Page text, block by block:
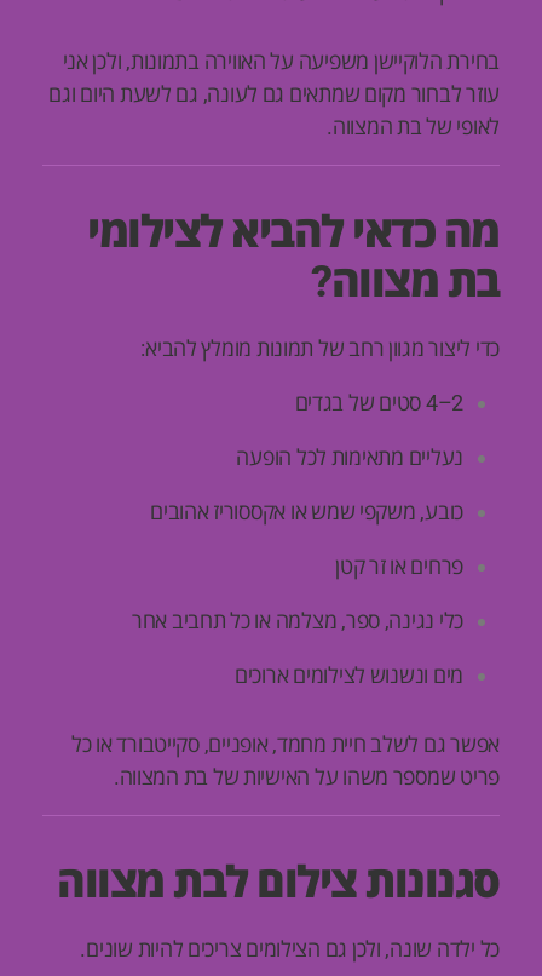
בחירת הלוקיישן משפיעה על האווירה בתמונות, ולכן אני
עוזר לבחור מקום שמתאים גם לעונה, גם לשעת היום וגם
לאופי של בת המצווה.
מה כדאי להביא לצילומי
בת מצווה?
כדי ליצור מגוון רחב של תמונות מומלץ להביא:
2–4 סטים של בגדים
נעליים מתאימות לכל הופעה
כובע, משקפי שמש או אקססוריז אהובים
פרחים או זר קטן
כלי נגינה, ספר, מצלמה או כל תחביב אחר
מים ונשנוש לצילומים ארוכים
אפשר גם לשלב חיית מחמד, אופניים, סקייטבורד או כל
פריט שמספר משהו על האישיות של בת המצווה.
סגנונות צילום לבת מצווה
כל ילדה שונה, ולכן גם הצילומים צריכים להיות שונים.